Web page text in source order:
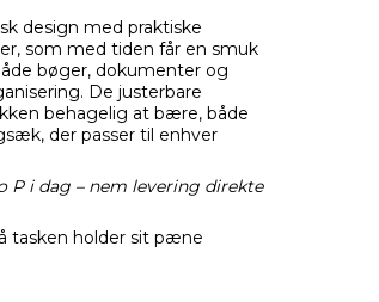
design med praktiske
som med tiden får en smuk
bøger, dokumenter og
De justerbare
behagelig at bære, både
der passer til enhver
i dag – nem levering direkte
tasken holder sit pæne